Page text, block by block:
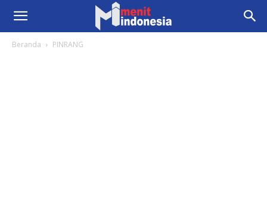
Beranda PINRANG